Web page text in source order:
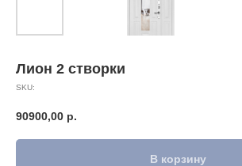
Лион 2 створки
SKU:
90900,00 р.
В корзину